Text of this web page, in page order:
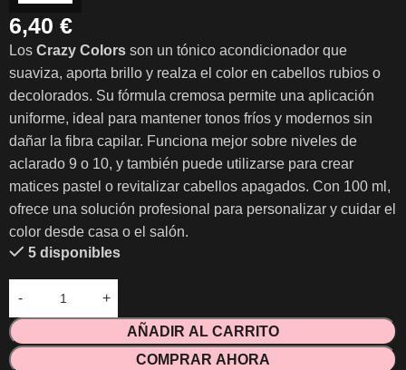
6,40 €
Los Crazy Colors son un tónico acondicionador que
suaviza, aporta brillo y realza el color en cabellos rubios o
decolorados. Su fórmula cremosa permite una aplicación
uniforme, ideal para mantener tonos fríos y modernos sin
dañar la fibra capilar. Funciona mejor sobre niveles de
aclarado 9 o 10, y también puede utilizarse para crear
matices pastel o revitalizar cabellos apagados. Con 100 ml,
ofrece una solución profesional para personalizar y cuidar el
color desde casa o el salón.
5 disponibles
AÑADIR AL CARRITO
COMPRAR AHORA